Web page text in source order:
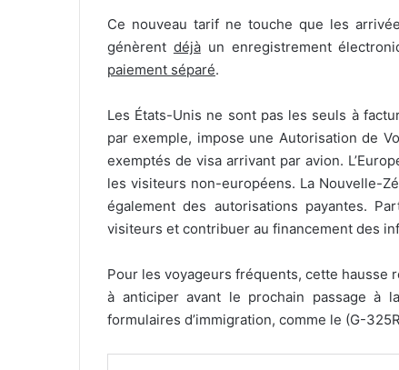
Ce nouveau tarif ne touche que les
génèrent déjàun enregistrement
paiement séparé.
Les États-Unis ne sont pas les seuls à
par exemple, impose une Autorisation de
exemptés de visa arrivant par avion.
les visiteurs non-européens. La Nouvelle-
également des autorisations payantes.
visiteurs et contribuer au financement des
Pour les voyageurs fréquents, cette hausse
à anticiper avant le prochain passage à
formulaires d’immigration, comme le (G-